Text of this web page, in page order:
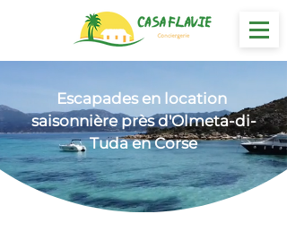
Escapades en location
saisonnière près d'Olmeta-di-
Tuda en Corse